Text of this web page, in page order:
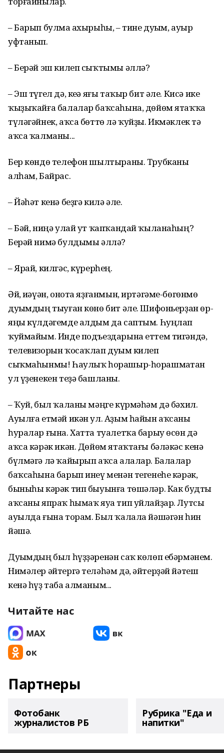
– Барып булмаҫ ахырыһы, – тине дуҫым, ауыр
уфтанып.
– Берәй эш килеп сыҡтымы әллә?
– Эш түгел дә, кеҫә яғы таҡыр бит әле. Кисә ике
ҡыҙыҡайға балалар баҡсаһына, дөйөм ятаҡҡа
түләгәйнек, аҡса бөттө лә ҡуйҙы. Икмәклек тә
аҡса ҡалманы...
Бер көндө телефон шылтыраны. Трубканы
алһам, Байрас.
– Йәһәт кенә беҙгә килә әле.
– Бәй, ниңә улай ут ҡапҡандай ҡыланаһың?
Берәй нимә булдымы әллә?
– Ярай, килгәс, күрерһең.
Әй, иҫәүән, онота яҙғанмын, иртәгәме-бөгөнмө
дуҫымдың тыуған көнө бит әле. Шифоньерҙан өр-
яңы күлдәгемде алдым да саптым. Һуңлап
ҡуймайым. Инде подъездарына еттем тигәндә,
телевизорын ҡосаҡлап дуҫым килеп
сыҡмаһынмы! Һаулыҡ һорашыр-һорашмаҫтан
ул үҙенекен теҙә башланы.
– Ҡуй, был ҡаланы мәңге күрмәһәм дә бәхил.
Ауылға етмәй икән ул. Аҙым һайын аҡсаны
һуралар ғына. Хатта туалетҡа барыу өсөн дә
аҡса кәрәк икән. Дөйөм ятаҡтағы бәләкәс кенә
бүлмәгә лә ҡайырып аҡса алалар. Балалар
баҡсаһына барып инеү менән тегенеһе кәрәк,
быныһы кәрәк тип быуынға төшәләр. Как будты
аҡсаны япраҡ һымаҡ яуа тип уйлайҙар. Лутсы
ауылда ғына торам. Был ҡалала йәшәгән һин
йәшә.
Дуҫымдың был һүҙҙәренән саҡ көлөп ебәрмәнем.
Нимәлер әйтергә теләһәм дә, әйтерҙәй йәтеш
кенә һүҙ таба алманым...
Читайте нас
Партнеры
Фотобанк
журналистов РБ
Рубрика "Еда и
напитки"